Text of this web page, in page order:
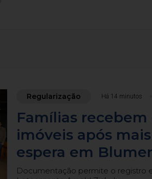
Regularização Há 14 minutos
Famílias
imóveis após
espera em
Documentação permite o registro